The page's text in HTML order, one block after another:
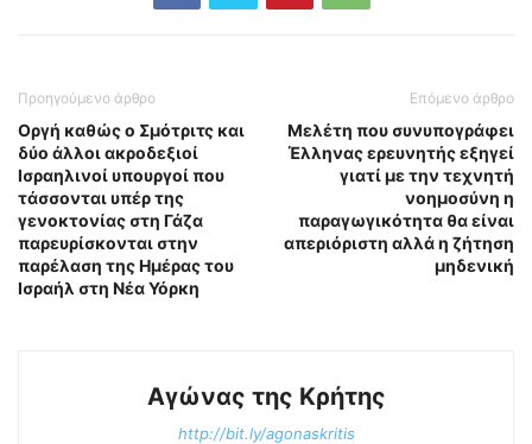
Προηγούμενο άρθρο
Οργή καθώς ο Σμότριτς και
δύο άλλοι ακροδεξιοί
Ισραηλινοί υπουργοί που
τάσσονται υπέρ της
γενοκτονίας στη Γάζα
παρευρίσκονται στην
παρέλαση της Ημέρας του
Ισραήλ στη Νέα Υόρκη
Επόμενο άρθρο
Μελέτη που συνυπογράφει
Έλληνας ερευνητής εξηγεί
γιατί με την τεχνητή
νοημοσύνη η
παραγωγικότητα θα είναι
απεριόριστη αλλά η ζήτηση
μηδενική
Αγώνας της Κρήτης
http://bit.ly/agonaskritis